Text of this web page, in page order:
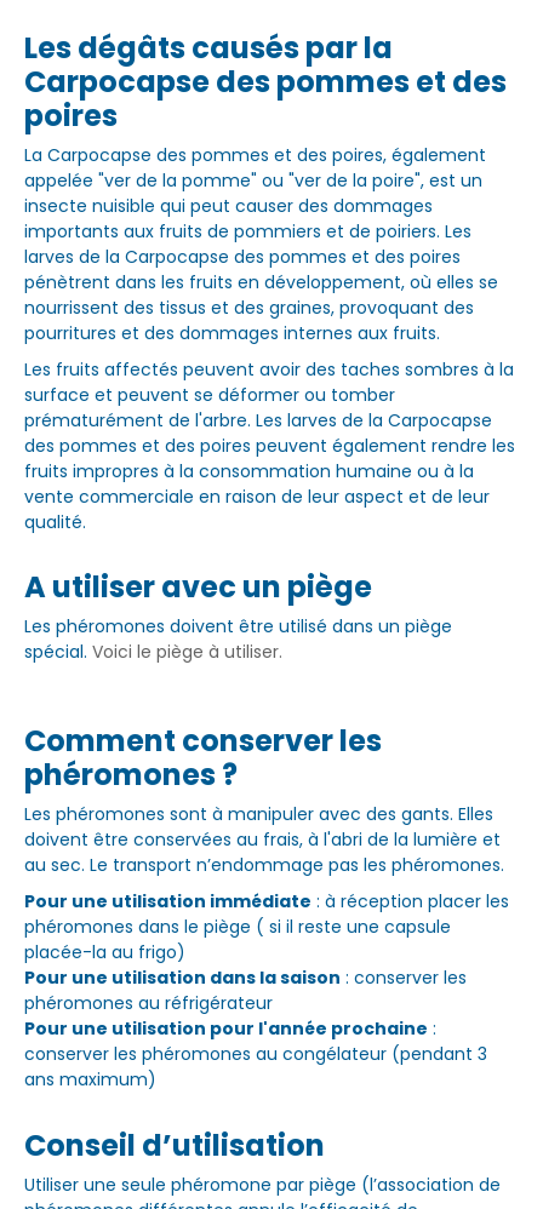
Les dégâts causés par la
Carpocapse des pommes et des
poires
La Carpocapse des pommes et des poires, également
appelée "ver de la pomme" ou "ver de la poire", est un
insecte nuisible qui peut causer des dommages
importants aux fruits de pommiers et de poiriers. Les
larves de la Carpocapse des pommes et des poires
pénètrent dans les fruits en développement, où elles se
nourrissent des tissus et des graines, provoquant des
pourritures et des dommages internes aux fruits.
Les fruits affectés peuvent avoir des taches sombres à la
surface et peuvent se déformer ou tomber
prématurément de l'arbre. Les larves de la Carpocapse
des pommes et des poires peuvent également rendre les
fruits impropres à la consommation humaine ou à la
vente commerciale en raison de leur aspect et de leur
qualité.
A utiliser avec un piège
Les phéromones doivent être utilisé dans un piège
spécial. Voici le piège à utiliser.
Comment conserver les
phéromones ?
Les phéromones sont à manipuler avec des gants. Elles
doivent être conservées au frais, à l'abri de la lumière et
au sec. Le transport n’endommage pas les phéromones.
Pour une utilisation immédiate : à réception placer les
phéromones dans le piège ( si il reste une capsule
placée-la au frigo)
Pour une utilisation dans la saison : conserver les
phéromones au réfrigérateur
Pour une utilisation pour l'année prochaine :
conserver les phéromones au congélateur (pendant 3
ans maximum)
Conseil d’utilisation
Utiliser une seule phéromone par piège (l’association de